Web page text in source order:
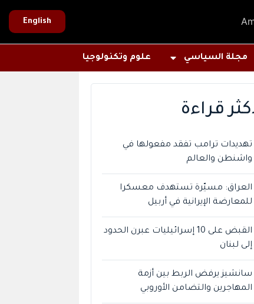
English
مجلة السياسي علوم وتكنولوجيا
قراءة
تهديدات ترامب تفقد مفعولها في
واشنطن والعالم
العراق: مسيّرة تستهدف معسكرا
للمعارضة الإيرانية في أربيل
القبض على 10 إسرائيليات عبرن الحدود
إلى لبنان
سانشيز يرفض الربط بين أزمة
المهاجرين والتضامن الأوروبي